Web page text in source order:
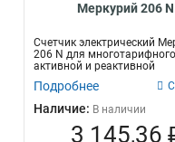
Меркурий 206 N
Счетчик электрический
206 N для
активной и реактивной
электрическ...
Подробнее
Наличие: В наличии
3 145,36